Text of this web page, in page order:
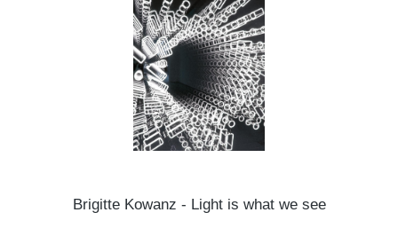
Brigitte Kowanz - Light is what we see